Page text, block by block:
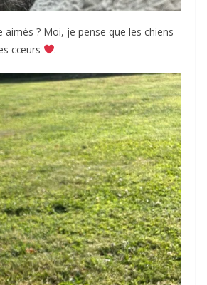
aimés ? Moi, je pense que les chiens
cœurs
.